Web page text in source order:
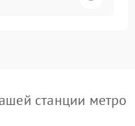
станции метро